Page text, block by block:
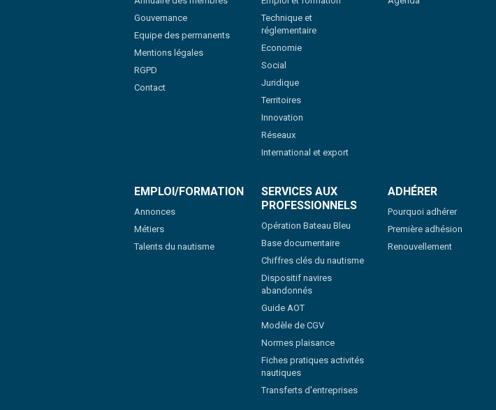
Gouvernance
Equipe des permanents
Mentions légales
RGPD
Contact
Technique et
réglementaire
Economie
Social
Juridique
Territoires
Innovation
Réseaux
International et export
EMPLOI/FORMATION
Annonces
Métiers
Talents du nautisme
SERVICES AUX
PROFESSIONNELS
Opération Bateau Bleu
Base documentaire
Chiffres clés du nautisme
Dispositif navires
abandonnés
Guide AOT
Modèle de CGV
Normes plaisance
Fiches pratiques activités
nautiques
Transferts d'entreprises
ADHÉRER
Pourquoi adhérer
Première adhésion
Renouvellement